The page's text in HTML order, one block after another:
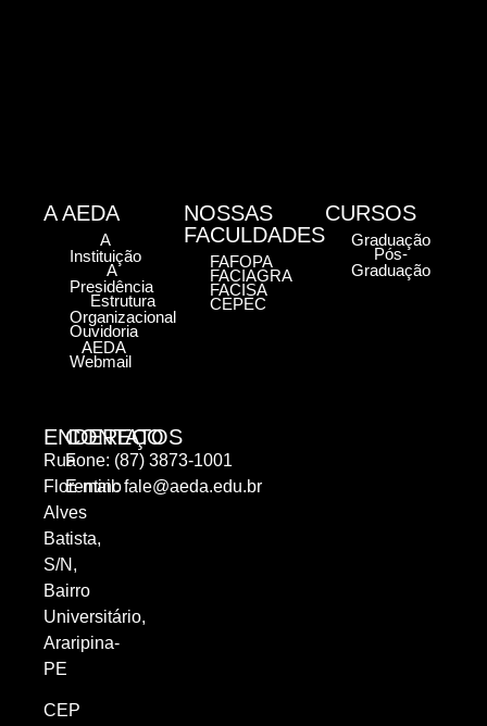
ENDEREÇO
Rua
Florentino
Alves
Batista,
S/N,
Bairro
Universitário,
Araripina-
PE
CEP
CONTATOS
Fone: (87) 3873-1001
E-mail:fale@aeda.edu.br
A AEDA
A
Instituição
A
Presidência
Estrutura
Organizacional
Ouvidoria
AEDA
Webmail
NOSSAS
FACULDADES
FAFOPA
FACIAGRA
FACISA
CEPEC
CURSOS
Graduação
Pós-
Graduação